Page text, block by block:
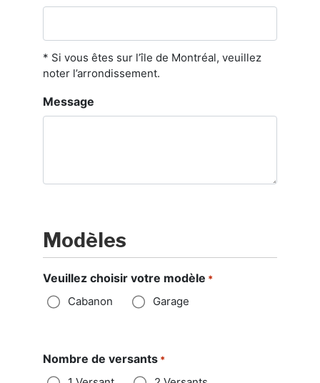
* Si vous êtes sur l’île de Montréal, veuillez
noter l’arrondissement.
Message
Modèles
Veuillez choisir votre modèle *
Cabanon Garage
Nombre de versants *